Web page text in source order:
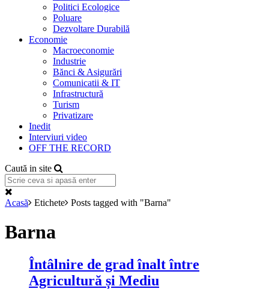
Politici Ecologice
Poluare
Dezvoltare Durabilă
Economie
Macroeconomie
Industrie
Bănci & Asigurări
Comunicatii & IT
Infrastructură
Turism
Privatizare
Inedit
Interviuri video
OFF THE RECORD
Caută in site
Acasă Etichete Posts tagged with "Barna"
Barna
Întâlnire de grad înalt între
Agricultură și Mediu